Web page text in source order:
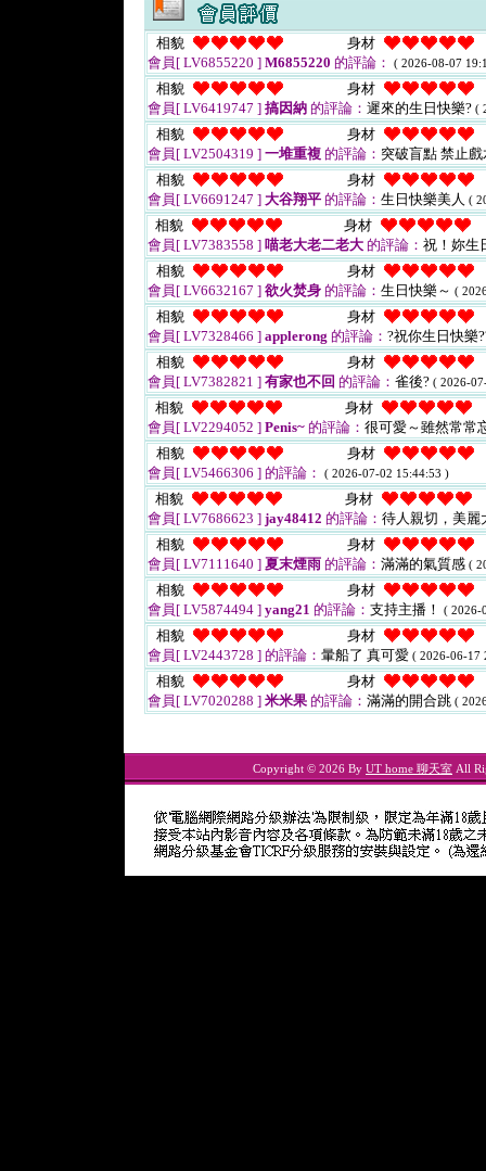
相貌
身材
會員[ LV6855220 ] M6855220 的評論： ( 2026-08-07
相貌
身材
會員[ LV6419747 ] 搞因納 的評論： 遲來的生日快樂? (
相貌
身材
會員[ LV2504319 ] 一堆重複 的評論： 突破盲點 禁止
相貌
身材
會員[ LV6691247 ] 大谷翔平 的評論： 生日快樂美人 (
相貌
身材
會員[ LV7383558 ] 喵老大老二老大 的評論： 祝！妳生
相貌
身材
會員[ LV6632167 ] 欲火焚身 的評論： 生日快樂～ (
相貌
身材
會員[ LV7328466 ] applerong 的評論： ?祝你生日快樂
相貌
身材
會員[ LV7382821 ] 有家也不回 的評論： 雀後? ( 2026-
相貌
身材
會員[ LV2294052 ] Penis~ 的評論： 很可愛～雖然常常
相貌
身材
會員[ LV5466306 ] 的評論： ( 2026-07-02 15:44:53 )
相貌
身材
會員[ LV7686623 ] jay48412 的評論： 待人親切，美
相貌
身材
會員[ LV7111640 ] 夏末煙雨 的評論： 滿滿的氣質感 (
相貌
身材
會員[ LV5874494 ] yang21 的評論： 支持主播！ ( 2026-
相貌
身材
會員[ LV2443728 ] 的評論： 暈船了 真可愛 ( 2026-06-17
相貌
身材
會員[ LV7020288 ] 米米果 的評論： 滿滿的開合跳 (
Copyright © 2026 By UT home 聊天室 All